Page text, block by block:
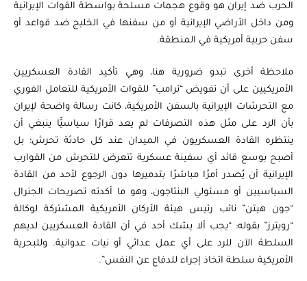
الحرب ضد إيران هو وقوع هجمات مسلحة بواسطة القوات الإيرانية
ومن داخل الأراضي الإيرانية أو من سفنها في الخليج ضد قواعد أو
سفن حربية أمريكية في المنطقة.
ملاحظة أخرى تبدو ضرورية هنا، وهي تأكيد القادة العسكريين
الأمريكيين على أن تفويض “ترامب” للقوات الأمريكية للتعامل الفوري
مع التحرشات الإيرانية بالسفن الأمريكية، كانت رسالة واضحة لإيران
بأن الرد على مثل هذه التصرفات لم يعد قرارًا سياسيًّا ينبغي أن
ينتظره القادة العسكريون في الميدان عند كل حادثة تحرش؛ بل
أصبح بوسع قائد أي سفينة عسكرية تتعرض للتحرش من القوارب
الإيرانية أن يُصدر أمرًا مباشرًا بتدميرها دون الرجوع لأحد من القادة
السياسيين أو مسئولي البنتاجون، وهو ما أكدته تصريحات الجنرال
“جون هيتن” نائب رئيس هيئة الأركان الأمريكية المشتركة لوكالة
“رويترز” بقوله: “يجب ألا يشك أحد في أن القادة العسكريين لديهم
السلطة الآن للرد على أي عمل عدائي أو نيات عدوانية. وللبحرية
الأمريكية سلطة اتخاذ إجراء للدفاع عن النفس”.